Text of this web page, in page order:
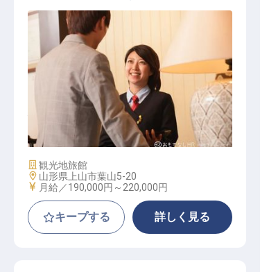
接客スタッフ
施設業態
観光地旅館
勤務地
山形県上山市葉山5-20
給与
月給／190,000円～ 220,000円
キープする 詳しく見る